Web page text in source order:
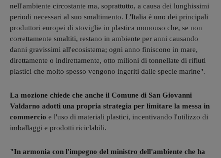
nell'ambiente circostante ma, soprattutto, a causa dei lunghissimi
periodi necessari al suo smaltimento. L'Italia è uno dei principali
produttori europei di stoviglie in plastica monouso che, se non
correttamente smaltiti, restano in ambiente per anni causando
danni gravissimi all'ecosistema; ogni anno finiscono in mare,
direttamente o indirettamente, otto milioni di tonnellate di rifiuti
plastici che molto spesso vengono ingeriti dalle specie marine".
La mozione chiede che anche il Comune di San Giovanni
Valdarno adotti una propria strategia per limitare la messa in
commercio e l'uso di materiali plastici, incentivando l'utilizzo di
imballaggi e prodotti riciclabili.
"In armonia con l'impegno del ministro dell'ambiente che ha